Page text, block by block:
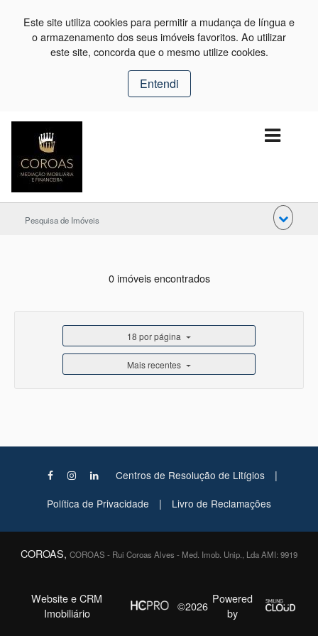
Este site utiliza cookies para permitir a mudança de língua e
o armazenamento dos seus imóveis favoritos. Ao utilizar
este site, concorda que o mesmo utilize cookies.
Entendi
Pesquisa de Imóveis
0 imóveis encontrados
18 por página
Mais recentes
Centros de Resolução de Litígios |
Política de Privacidade | Livro de Reclamações
COROAS, COROAS - Rui Coroas Alves - Med. Imob. Unip., Lda AMI: 9919
Website e CRM
Imobiliário
©2026 Powered
by